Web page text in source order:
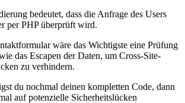
bedeutet, dass die Anfrage des Users
per PHP überprüft wird.
wäre das Wichtigste eine Prüfung
das Escapen der Daten, um Cross-Site-
zu verhindern.
du nochmal deinen kompletten Code, dann
auf potenzielle Sicherheitslücken